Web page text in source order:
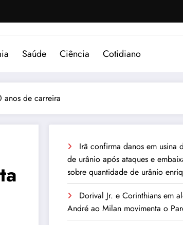
Saúde Ciência Cotidiano
anos de carreira
Irã confirma danos em usina
de urânio após ataques e
sobre quantidade de urânio
Dorival Jr. e Corinthians em
André ao Milan movimenta o